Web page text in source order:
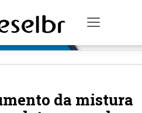
Toggle
da mistura